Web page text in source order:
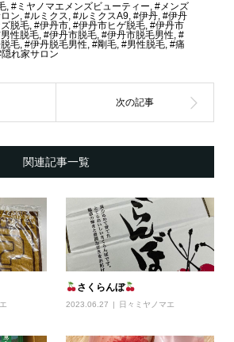
, #ミヤノマエメンズビューティー, #メンズ
ン, #ルミクス, #ルミクスA9, #伊丹, #伊丹
脱毛, #伊丹市, #伊丹市ヒゲ脱毛, #伊丹市
性脱毛, #伊丹市脱毛, #伊丹市脱毛男性, #
毛, #伊丹脱毛男性, #剛毛, #男性脱毛, #痛
れ家サロン
関連記事一覧
さくらんぼ
2023.06.27 日々ミヤノマエ